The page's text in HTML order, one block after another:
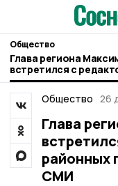
Общество
Глава региона
встретился с
газет и интернет-
Общество 26
Глава
районных
СМИ